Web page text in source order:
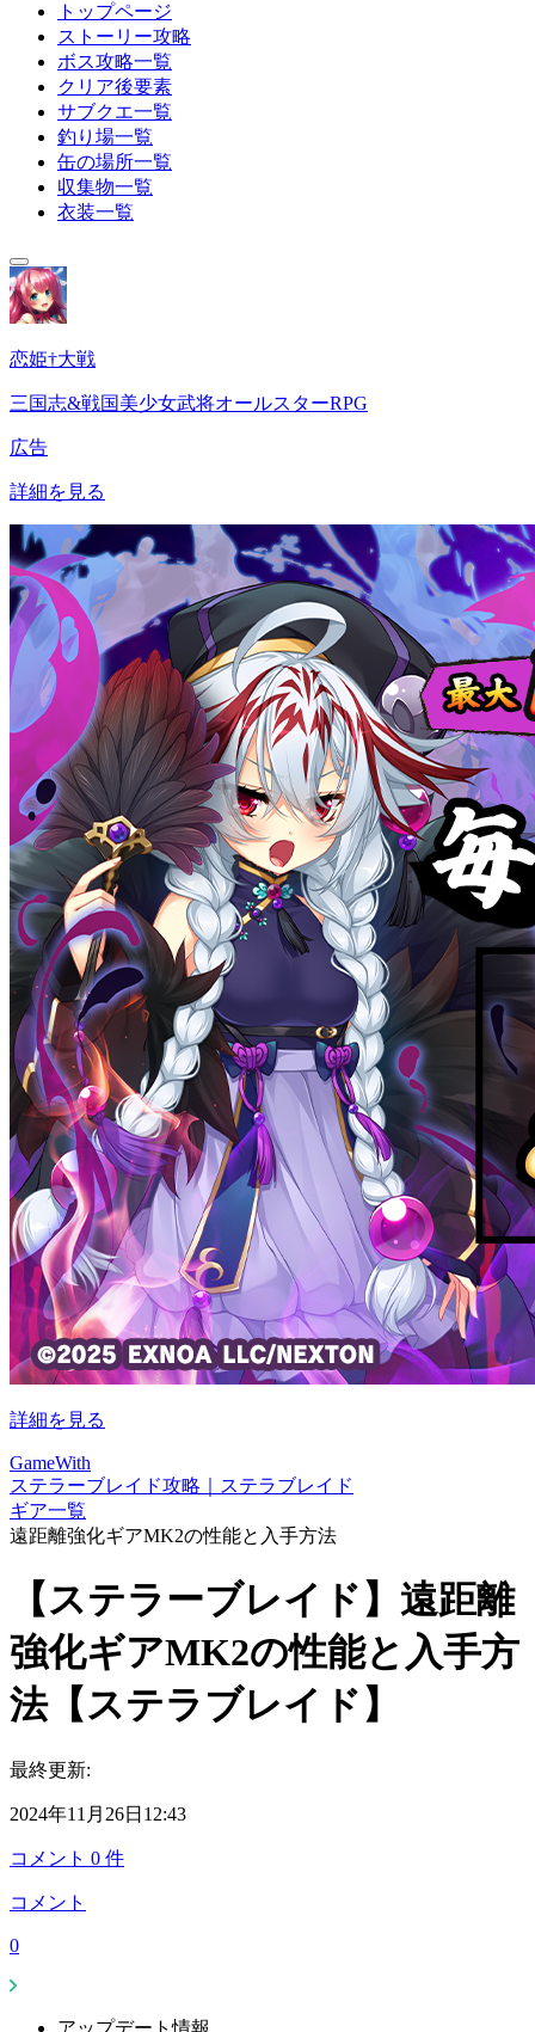
トップページ
ストーリー攻略
ボス攻略一覧
クリア後要素
サブクエ一覧
釣り場一覧
缶の場所一覧
収集物一覧
衣装一覧
恋姫†大戦
三国志&戦国美少女武将オールスターRPG
広告
詳細を見る
詳細を見る
GameWith
ステラーブレイド攻略｜ステラブレイド
ギア一覧
遠距離強化ギアMK2の性能と入手方法
【ステラーブレイド】遠距離
強化ギアMK2の性能と入手方
法【ステラブレイド】
最終更新:
2024年11月26日12:43
コメント 0 件
コメント
0
アップデート情報